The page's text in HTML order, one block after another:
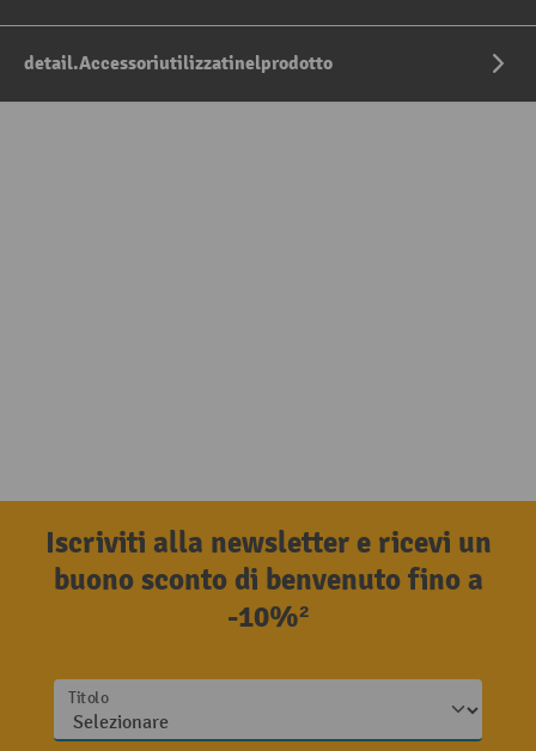
detail.Accessoriutilizzatinelprodotto
Iscriviti alla newsletter e ricevi un
buono sconto di benvenuto fino a
-10%²
Titolo